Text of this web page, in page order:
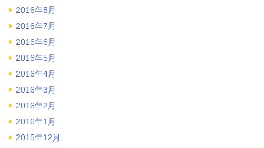
2016年8月
2016年7月
2016年6月
2016年5月
2016年4月
2016年3月
2016年2月
2016年1月
2015年12月